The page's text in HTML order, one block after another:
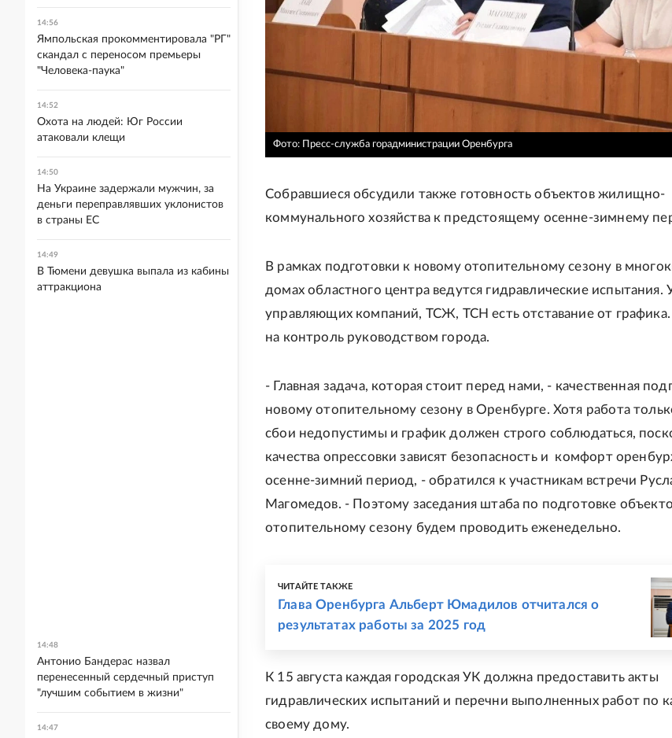
Фото: Пресс-служба горадминистрации Оренбурга
Собравшиеся обсудили также готовность объектов жилищно-
коммунального хозяйства к предстоящему осенне-зимнему
В рамках подготовки к новому отопительному сезону в
домах областного центра ведутся гидравлические испытания.
управляющих компаний, ТСЖ, ТСН есть отставание от
на контроль руководством города.
- Главная задача, которая стоит перед нами, - качественная
новому отопительному сезону в Оренбурге. Хотя работа
сбои недопустимы и график должен строго соблюдаться,
качества опрессовки зависят безопасность и комфорт
осенне-зимний период, - обратился к участникам встречи
Магомедов. - Поэтому заседания штаба по подготовке
отопительному сезону будем проводить еженедельно.
ЧИТАЙТЕ ТАКЖЕ
Глава Оренбурга Альберт Юмадилов отчитался о
результатах работы за 2025 год
К 15 августа каждая городская УК должна предоставить акты
гидравлических испытаний и перечни выполненных работ по
своему дому.
14:56
Ямпольская прокомментировала "РГ"
скандал с переносом премьеры
"Человека-паука"
14:52
Охота на людей: Юг России
атаковали клещи
14:50
На Украине задержали мужчин, за
деньги переправлявших уклонистов
в страны ЕС
14:49
В Тюмени девушка выпала из кабины
аттракциона
14:48
Антонио Бандерас назвал
перенесенный сердечный приступ
"лучшим событием в жизни"
14:47